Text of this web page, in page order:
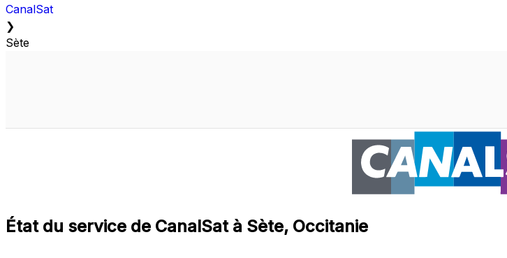
CanalSat
❯
Sète
État du service de CanalSat à Sète, Occitanie